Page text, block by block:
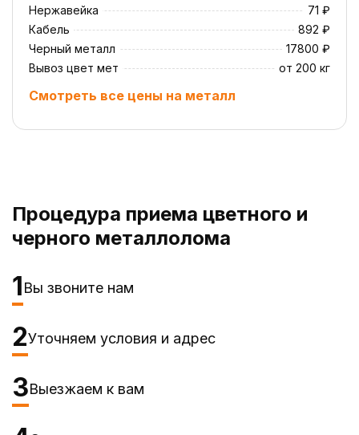
Нержавейка
71 ₽
Кабель
892 ₽
Черный металл
17800 ₽
Вывоз цвет мет
от 200 кг
Смотреть все цены на металл
Процедура приема цветного и
черного металлолома
1Вы звоните нам
2Уточняем условия и адрес
3Выезжаем к вам